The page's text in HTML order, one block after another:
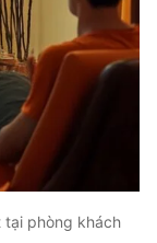
phòng khách